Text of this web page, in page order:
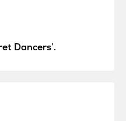
Dancers’.